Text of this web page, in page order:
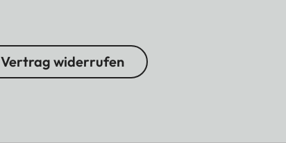
Vertrag widerrufen